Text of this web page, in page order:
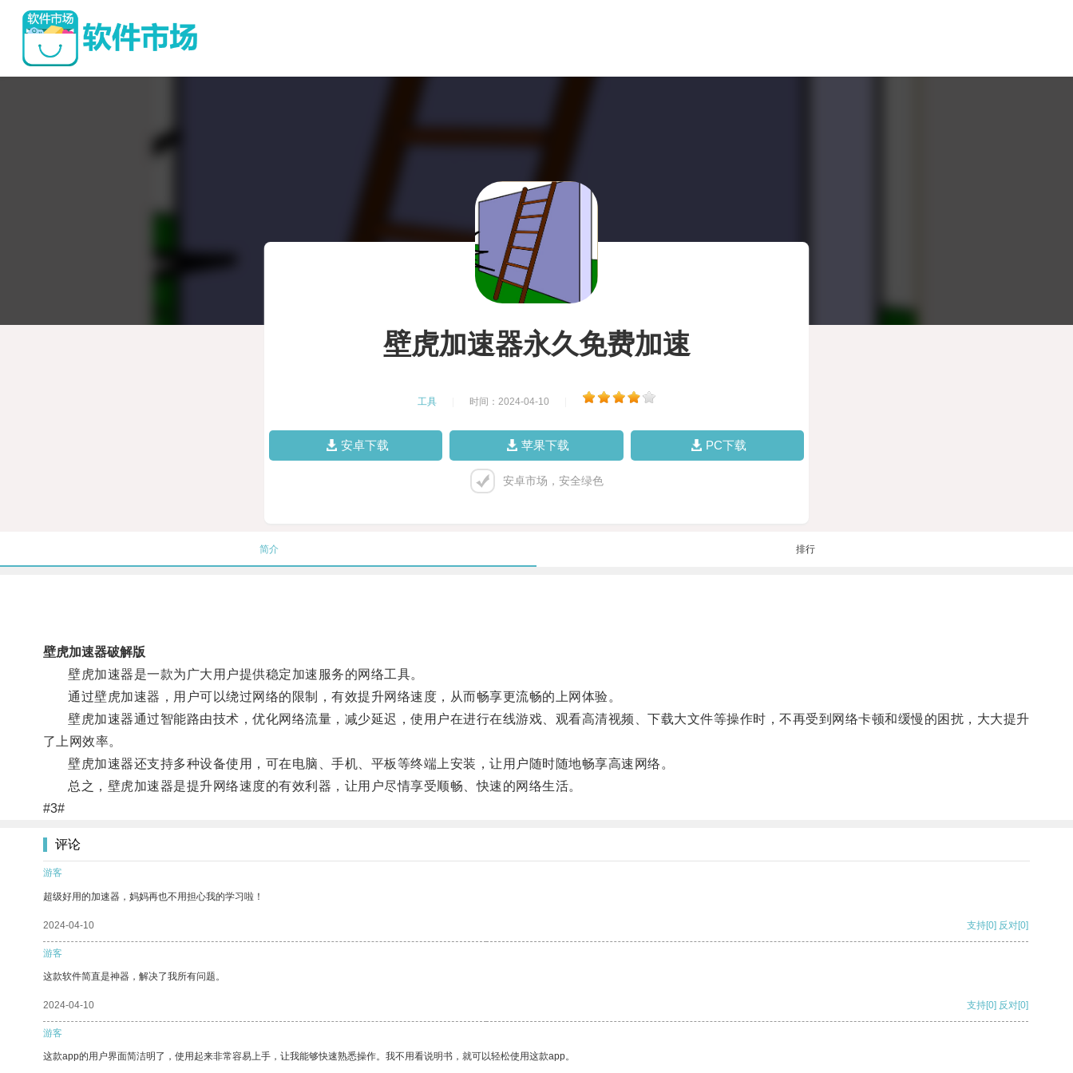
壁虎加速器永久免费加速
工具 时间：2024-04-10
安卓下载 苹果下载 PC下载
安卓市场，安全绿色
简介 排行
壁虎加速器破解版
壁虎加速器是一款为广大用户提供稳定加速服务的网络工具。
通过壁虎加速器，用户可以绕过网络的限制，有效提升网络速度，从而畅享更流畅的上网体验。
壁虎加速器通过智能路由技术，优化网络流量，减少延迟，使用户在进行在线游戏、观看高清视频、下载大文件等操作时，不再受到网络卡顿和缓慢的困扰，大大提升
了上网效率。
壁虎加速器还支持多种设备使用，可在电脑、手机、平板等终端上安装，让用户随时随地畅享高速网络。
总之，壁虎加速器是提升网络速度的有效利器，让用户尽情享受顺畅、快速的网络生活。
#3#
评论
游客
超级好用的加速器，妈妈再也不用担心我的学习啦！
2024-04-10 支持[0] 反对[0]
游客
这款软件简直是神器，解决了我所有问题。
2024-04-10 支持[0] 反对[0]
游客
这款app的用户界面简洁明了，使用起来非常容易上手，让我能够快速熟悉操作。我不用看说明书，就可以轻松使用这款app。